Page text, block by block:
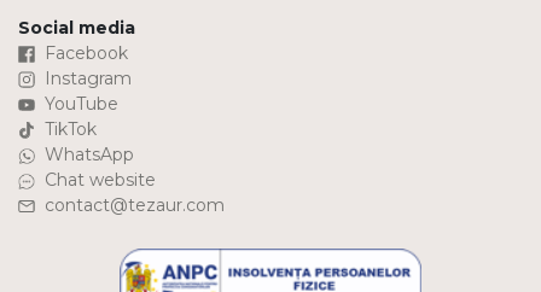
Social media
Facebook
Instagram
YouTube
TikTok
WhatsApp
Chat website
contact@tezaur.com